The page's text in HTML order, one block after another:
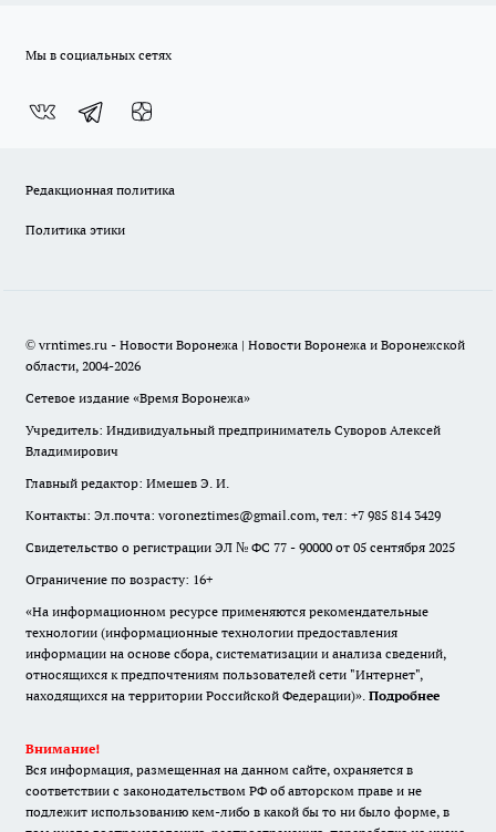
Мы в социальных сетях
Редакционная политика
Политика этики
© vrntimes.ru - Новости Воронежа | Новости Воронежа и Воронежской
области, 2004-2026
Сетевое издание «Время Воронежа»
Учредитель: Индивидуальный предприниматель Суворов Алексей
Владимирович
Главный редактор: Имешев Э. И.
Контакты: Эл.почта: voroneztimes@gmail.com, тел: +7 985 814 3429
Свидетельство о регистрации ЭЛ № ФС 77 - 90000 от 05 сентября 2025
Ограничение по возрасту: 16+
«На информационном ресурсе применяются рекомендательные
технологии (информационные технологии предоставления
информации на основе сбора, систематизации и анализа сведений,
относящихся к предпочтениям пользователей сети "Интернет",
находящихся на территории Российской Федерации)». Подробнее
Внимание!
Вся информация, размещенная на данном сайте, охраняется в
соответствии с законодательством РФ об авторском праве и не
подлежит использованию кем-либо в какой бы то ни было форме, в